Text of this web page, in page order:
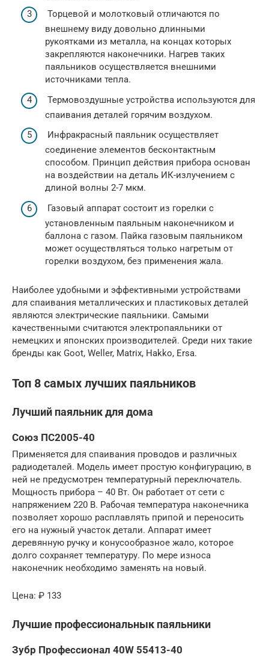
Торцевой и молотковый отличаются по
внешнему виду довольно длинными
рукоятками из металла, на концах которых
закрепляются наконечники. Нагрев таких
паяльников осуществляется внешними
источниками тепла.
Термовоздушные устройства используются для
спаивания деталей горячим воздухом.
Инфракрасный паяльник осуществляет
соединение элементов бесконтактным
способом. Принцип действия прибора основан
на воздействии на деталь ИК-излучением с
длиной волны 2-7 мкм.
Газовый аппарат состоит из горелки с
установленным паяльным наконечником и
баллона с газом. Пайка газовым паяльником
может осуществляться только нагретым от
горелки воздухом, без применения жала.
Наиболее удобными и эффективными устройствами
для спаивания металлических и пластиковых деталей
являются электрические паяльники. Самыми
качественными считаются электропаяльники от
немецких и японских производителей. Среди них такие
бренды как Goot, Weller, Matrix, Hakko, Ersa.
Топ 8 самых лучших паяльников
Лучший паяльник для дома
Союз ПС2005-40
Применяется для спаивания проводов и различных
радиодеталей. Модель имеет простую конфигурацию, в
ней не предусмотрен температурный переключатель.
Мощность прибора – 40 Вт. Он работает от сети с
напряжением 220 В. Рабочая температура наконечника
позволяет хорошо расплавлять припой и переносить
его на нужный участок детали. Аппарат имеет
деревянную ручку и конусообразное жало, которое
долго сохраняет температуру. По мере износа
наконечник необходимо заменять на новый.
Цена: ₽ 133
Лучшие профессиональнык паяльники
Зубр Профессионал 40W 55413-40